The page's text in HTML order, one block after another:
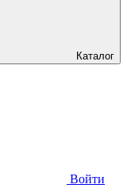
Каталог
Войти